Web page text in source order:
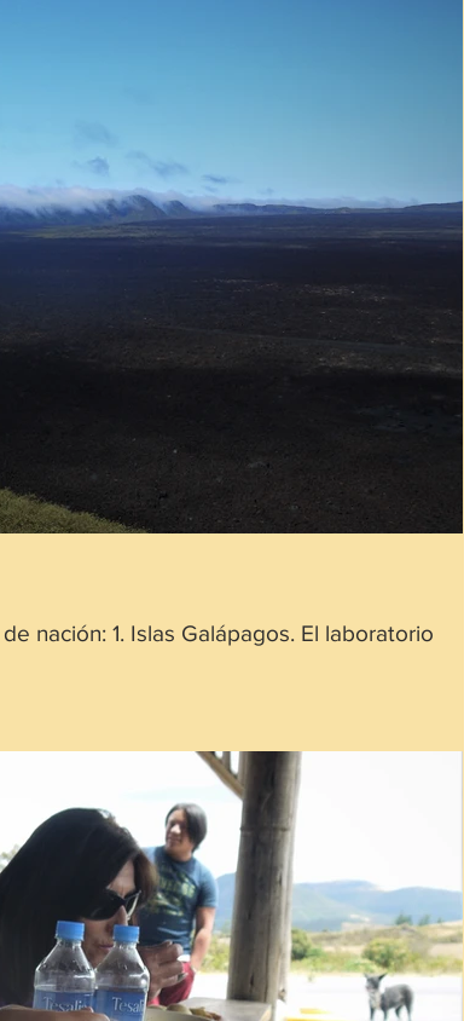
nación: 1. Islas Galápagos. El laboratorio